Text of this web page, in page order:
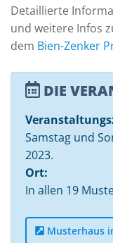
Detaillierte
und weitere Infos
dem Bien-Zenker
DIE
Samstag und
2023.
Ort:
In allen 19
Musterhaus